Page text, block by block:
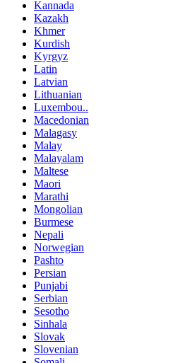
Kannada
Kazakh
Khmer
Kurdish
Kyrgyz
Latin
Latvian
Lithuanian
Luxembou..
Macedonian
Malagasy
Malay
Malayalam
Maltese
Maori
Marathi
Mongolian
Burmese
Nepali
Norwegian
Pashto
Persian
Punjabi
Serbian
Sesotho
Sinhala
Slovak
Slovenian